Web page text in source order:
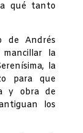
qué tanto
de Andrés
la
la
para que
y obra de
los